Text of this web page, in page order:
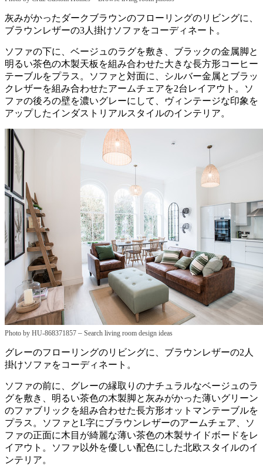
灰みがかったダークブラウンのフローリングのリビングに、
ブラウンレザーの3人掛けソファをコーディネート。
ソファの下に、ベージュのラグを敷き、ブラックの金属脚と
明るい茶色の木製天板を組み合わせた大きな長方形コーヒー
テーブルをプラス。ソファと対面に、シルバー金属とブラッ
クレザーを組み合わせたアームチェアを2台レイアウト。ソ
ファの後ろの壁を濃いグレーにして、ヴィンテージな印象を
アップしたインダストリアルスタイルのインテリア。
Photo by HU-868371857 – Search living room design ideas
グレーのフローリングのリビングに、ブラウンレザーの2人
掛けソファをコーディネート。
ソファの前に、グレーの縁取りのナチュラルなベージュのラ
グを敷き、明るい茶色の木製脚と灰みがかった薄いグリーン
のファブリックを組み合わせた長方形オットマンテーブルを
プラス。ソファとL字にブラウンレザーのアームチェア、ソ
ファの正面に木目が綺麗な薄い茶色の木製サイドボードをレ
イアウト。ソファ以外を優しい配色にした北欧スタイルのイ
ンテリア。